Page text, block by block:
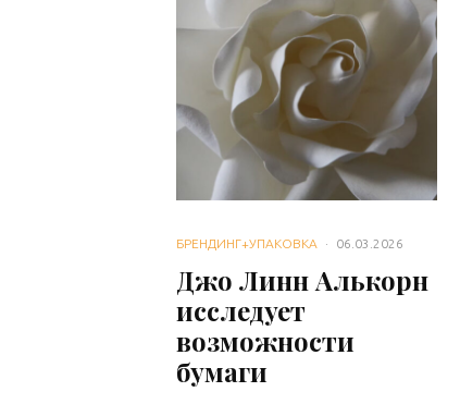
БРЕНДИНГ+УПАКОВКА · 06.03.2026
Джо Линн Алькорн
исследует
возможности
бумаги